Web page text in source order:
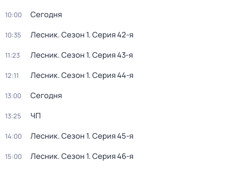
10:00 Сегодня
10:35 Лесник. Сезон 1. Серия 42-я
11:23 Лесник. Сезон 1. Серия 43-я
12:11 Лесник. Сезон 1. Серия 44-я
13:00 Сегодня
13:25 ЧП
14:00 Лесник. Сезон 1. Серия 45-я
15:00 Лесник. Сезон 1. Серия 46-я